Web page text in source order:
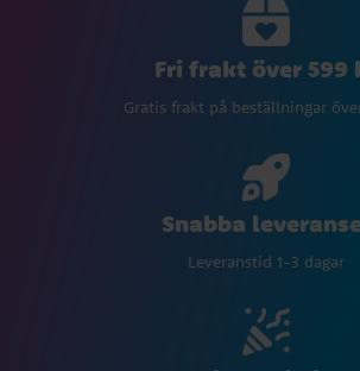
Fri frakt över 599
Gratis frakt på beställningar
Snabba
Leveranstid 1-3 dagar